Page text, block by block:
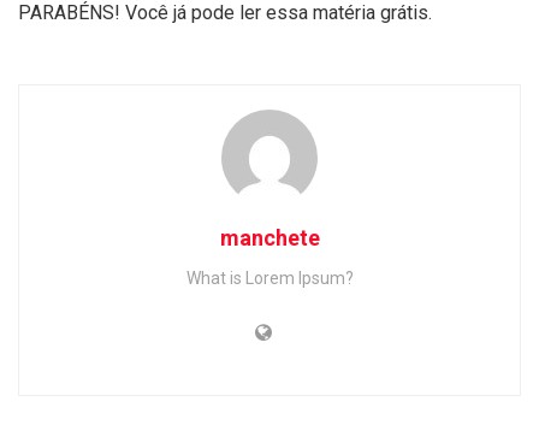
PARABÉNS! Você já pode ler essa matéria grátis.
manchete
What is Lorem Ipsum?